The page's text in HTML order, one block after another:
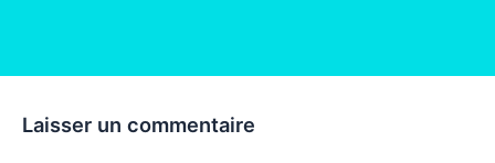
Laisser un commentaire